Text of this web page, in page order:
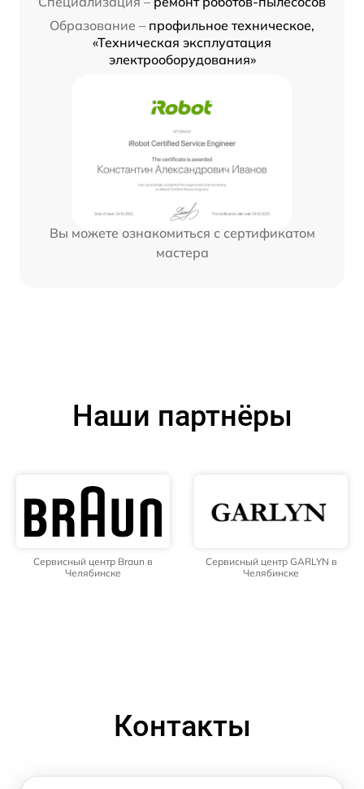
Образование – профильное техническое,
«Техническая эксплуатация
электрооборудования»
Вы можете ознакомиться с сертификатом
мастера
Наши партнёры
Сервисный центр Braun в
Челябинске
Сервисный центр GARLYN в
Челябинске
Контакты